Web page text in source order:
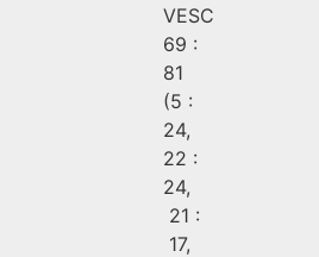
VESC
69 :
81
(5 :
24,
22 :
24,
21 :
17,